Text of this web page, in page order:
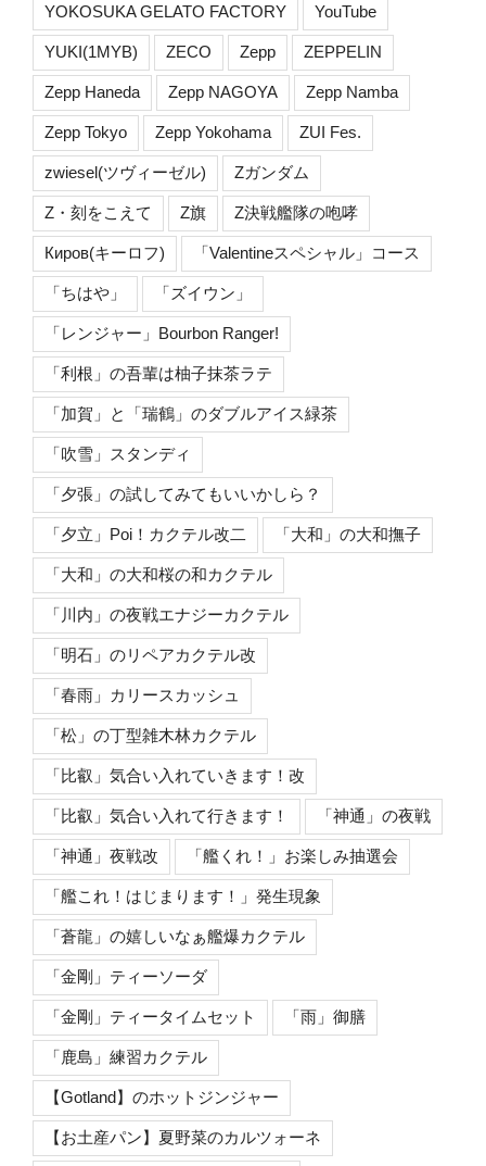
YOKOSUKA GELATO FACTORY YouTube
YUKI(1MYB) ZECO Zepp ZEPPELIN
Zepp Haneda Zepp NAGOYA Zepp Namba
Zepp Tokyo Zepp Yokohama ZUI Fes.
zwiesel(ツヴィーゼル) Zガンダム
Z・刻をこえて Z旗 Z決戦艦隊の咆哮
Киров(キーロフ) 「Valentineスペシャル」コース
「ちはや」 「ズイウン」
「レンジャー」Bourbon Ranger!
「利根」の吾輩は柚子抹茶ラテ
「加賀」と「瑞鶴」のダブルアイス緑茶
「吹雪」スタンディ
「夕張」の試してみてもいいかしら？
「夕立」Poi！カクテル改二 「大和」の大和撫子
「大和」の大和桜の和カクテル
「川内」の夜戦エナジーカクテル
「明石」のリペアカクテル改
「春雨」カリースカッシュ
「松」の丁型雑木林カクテル
「比叡」気合い入れていきます！改
「比叡」気合い入れて行きます！ 「神通」の夜戦
「神通」夜戦改 「艦くれ！」お楽しみ抽選会
「艦これ！はじまります！」発生現象
「蒼龍」の嬉しいなぁ艦爆カクテル
「金剛」ティーソーダ
「金剛」ティータイムセット 「雨」御膳
「鹿島」練習カクテル
【Gotland】のホットジンジャー
【お土産パン】夏野菜のカルツォーネ